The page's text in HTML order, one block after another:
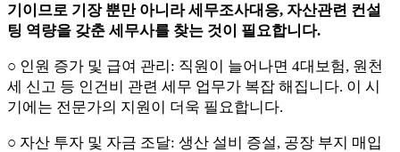
기이므로 기장 뿐만 아니라 세무조사대응, 자산관련 컨설
팅 역량을 갖춘 세무사를 찾는 것이 필요합니다.
○ 인원 증가 및 급여 관리: 직원이 늘어나면 4대보험, 원천
세 신고 등 인건비 관련 세무 업무가 복잡 해집니다. 이 시
기에는 전문가의 지원이 더욱 필요합니다.
○ 자산 투자 및 자금 조달: 생산 설비 증설, 공장 부지 매입